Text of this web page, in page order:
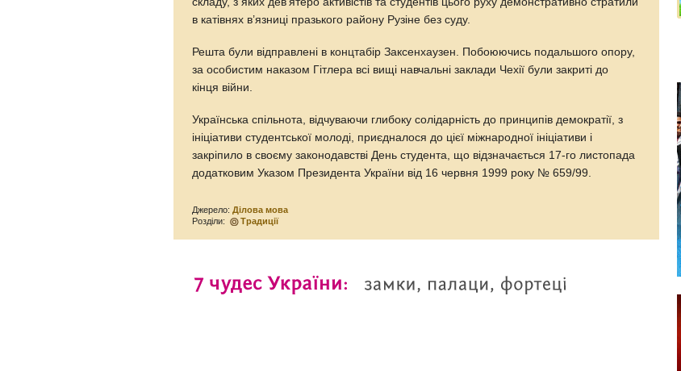
в катівнях в’язниці празького району Рузіне без суду.
Решта були відправлені в концтабір Заксенхаузен. Побоюючись подальшого опору,
за особистим наказом Гітлера всі вищі навчальні заклади Чехії були закриті до
кінця війни.
Українська спільнота, відчуваючи глибоку солідарність до принципів демократії, з
ініціативи студентської молоді, приєдналося до цієї міжнародної ініціативи і
закріпило в своєму законодавстві День студента, що відзначається 17-го листопада
додатковим Указом Президента України від 16 червня 1999 року № 659/99.
Джерело:Ділова мова
Розділи:
Традиції